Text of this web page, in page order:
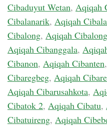
Cibaduyut Wetan, Aqiqah
Cibalanarik, Aqiqah
Cibalong, Aqiqah
Aqiqah Cibanggala,
Cibanon, Aqiqah Cibanten,
Cibaregbeg, Aqiqah
Aqiqah Cibarusahkota,
Cibatok 2, Aqiqah Cibatu,
Cibatuireng, Aqiqah